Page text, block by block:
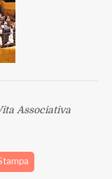
Associativa